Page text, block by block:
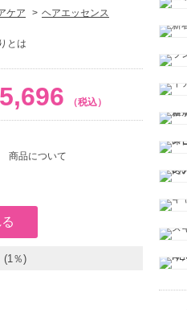
ケア ヘアエッセンス
とは
5,696 （税込）
商品について
(1％)